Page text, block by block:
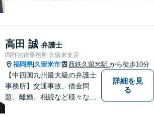
問題解決まで丁寧にお手伝い
します！少しでもお悩みの方
はお気軽にご相談ください。
高田 誠 弁護士
岡野法律事務所 久留米支店
福岡県|久留米市 西鉄久留米駅 から徒歩10分
【中四国九州最大級の弁護士
事務所】交通事故、借金問
題、離婚、相続など様々な問
詳細を見
る